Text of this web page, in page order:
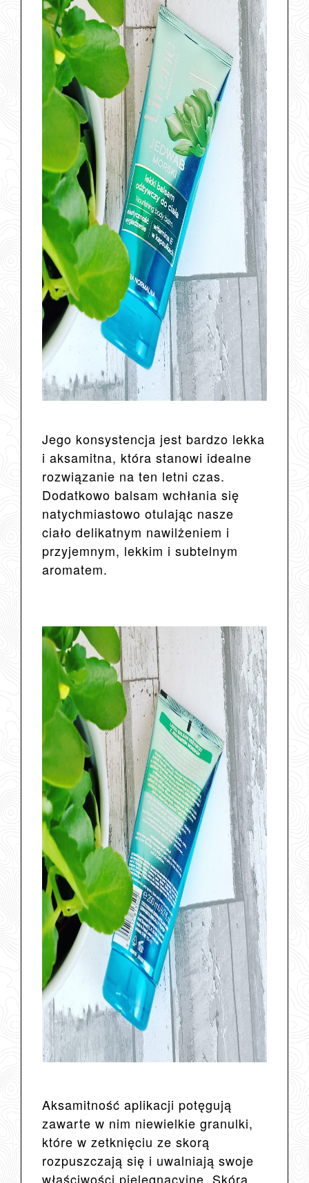
Jego konsystencja jest bardzo lekka
i aksamitna, która stanowi idealne
rozwiązanie na ten letni czas.
Dodatkowo balsam wchłania się
natychmiastowo otulając nasze
ciało delikatnym nawilżeniem i
przyjemnym, lekkim i subtelnym
aromatem.
Aksamitność aplikacji potęgują
zawarte w nim niewielkie granulki,
które w zetknięciu ze skorą
rozpuszczają się i uwalniają swoje
właściwości pielęgnacyjne. Skóra